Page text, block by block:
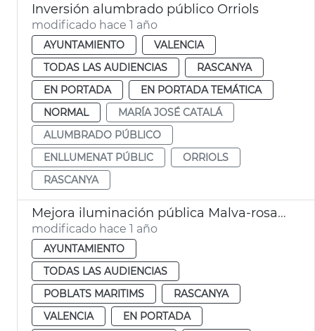
Inversión alumbrado público Orriols
modificado hace 1 año
AYUNTAMIENTO
VALENCIA
TODAS LAS AUDIENCIAS
RASCANYA
EN PORTADA
EN PORTADA TEMÁTICA
NORMAL
MARÍA JOSÉ CATALÁ
ALUMBRADO PÚBLICO
ENLLUMENAT PÚBLIC
ORRIOLS
RASCANYA
Mejora iluminación pública Malva-rosa, Torrefiel y El Cabanyal
modificado hace 1 año
AYUNTAMIENTO
TODAS LAS AUDIENCIAS
POBLATS MARITIMS
RASCANYA
VALENCIA
EN PORTADA